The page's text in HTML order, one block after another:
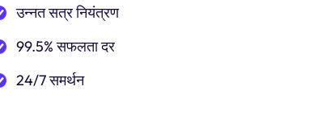
उन्नत सत्र नियंत्रण
99.5% सफलता दर
24/7 समर्थन